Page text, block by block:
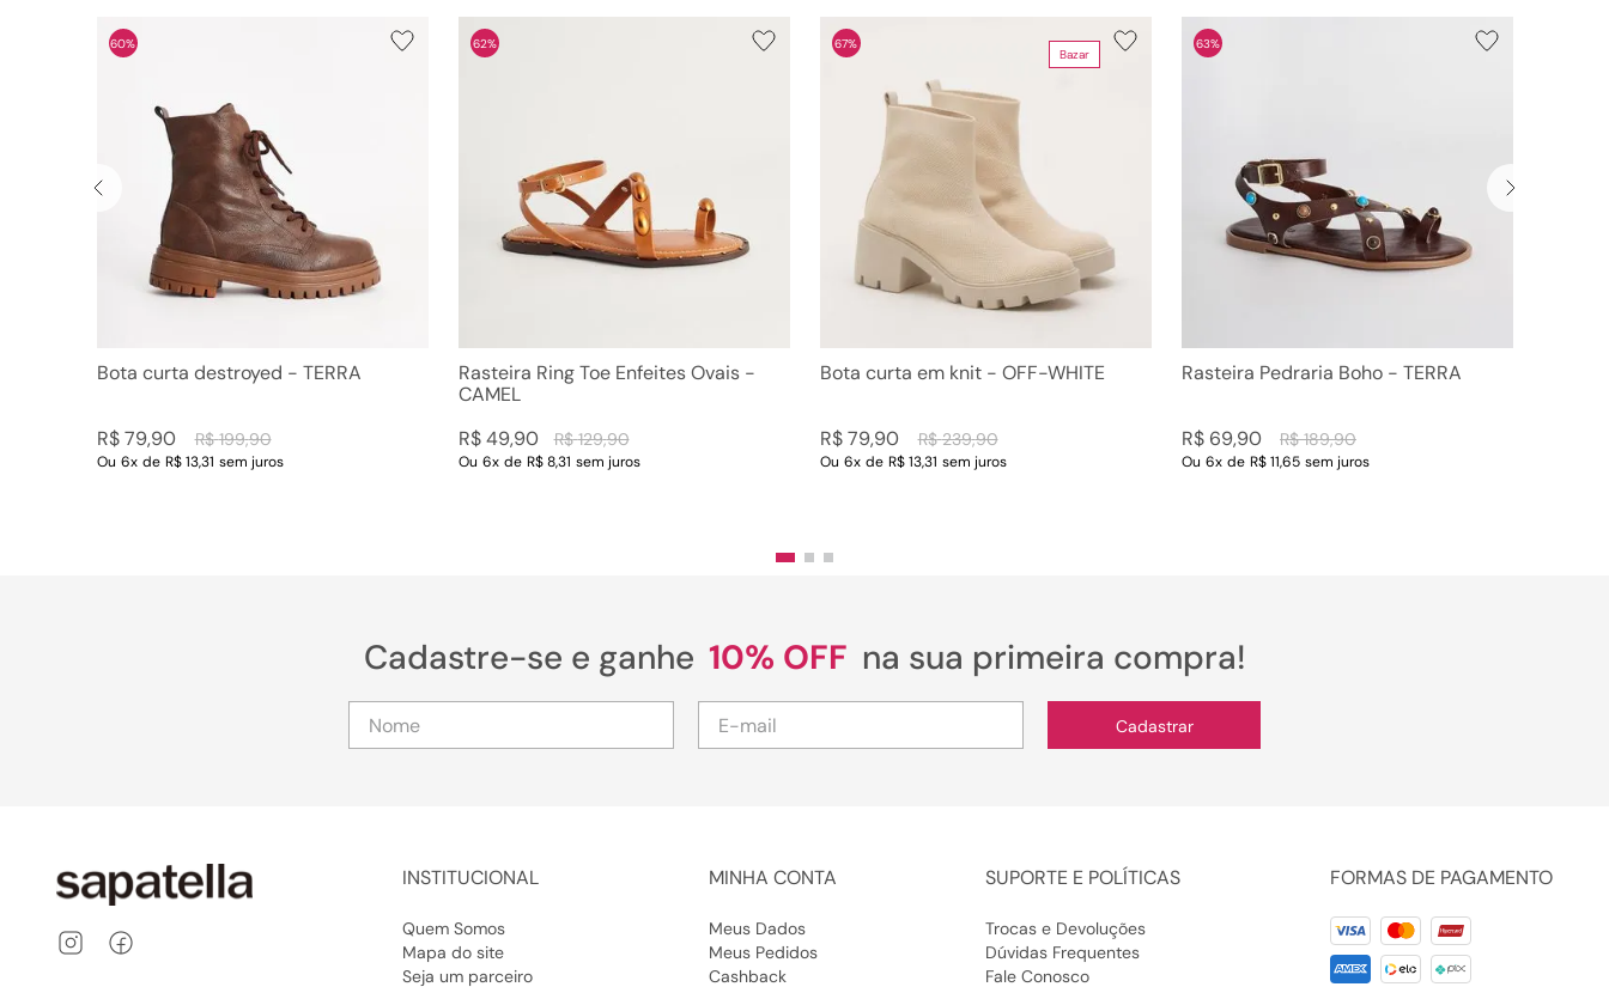
60%
Bota curta destroyed - TERRA
R$ 199,90
R$ 79,90
Ou 6x de R$ 13,31 sem juros
62%
Rasteira Ring Toe Enfeites Ovais -
CAMEL
R$ 129,90
R$ 49,90
Ou 6x de R$ 8,31 sem juros
Bazar
67%
Bota curta em knit - OFF-WHITE
R$ 239,90
R$ 79,90
Ou 6x de R$ 13,31 sem juros
63%
Rasteira Pedraria Boho - TERRA
R$ 189,90
R$ 69,90
Ou 6x de R$ 11,65 sem juros
Cadastre-se e ganhe 10% OFF na sua primeira compra!
Cadastrar
INSTITUCIONAL
Quem Somos
Mapa do site
Seja um parceiro
MINHA CONTA
Meus Dados
Meus Pedidos
Cashback
SUPORTE E POLÍTICAS
Trocas e Devoluções
Dúvidas Frequentes
Fale Conosco
FORMAS DE PAGAMENTO